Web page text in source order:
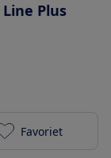
Plus
Sparta c-
Favoriet